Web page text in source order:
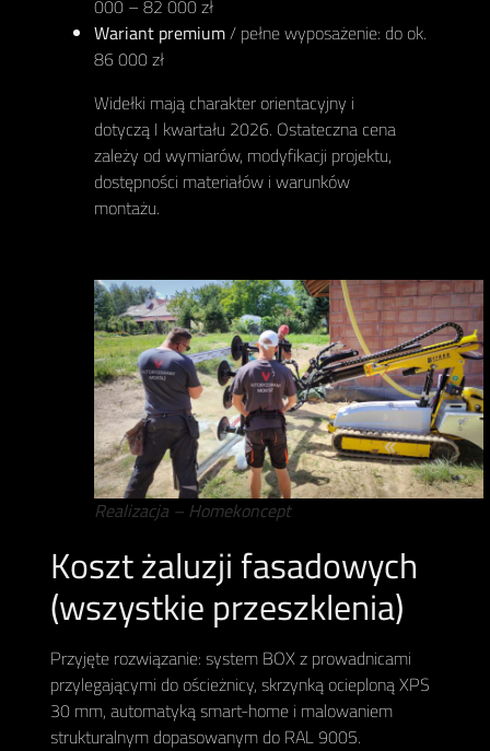
000 – 82 000 zł
Wariant premium/ pełne wyposażenie: do ok.
86 000 zł
Widełki mają charakter orientacyjny i
dotyczą I kwartału 2026. Ostateczna cena
zależy od wymiarów, modyfikacji projektu,
dostępności materiałów i warunków
montażu.
Realizacja – Homekoncept
Koszt żaluzji fasadowych
(wszystkie przeszklenia)
Przyjęte rozwiązanie: system BOX z prowadnicami
przylegającymi do ościeżnicy, skrzynką ocieploną XPS
30 mm, automatyką smart-home i malowaniem
strukturalnym dopasowanym do RAL 9005.